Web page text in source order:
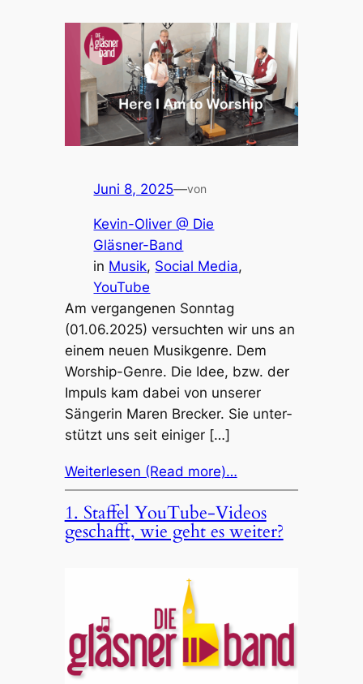
Juni 8, 2025—von
Kevin-Oliver @ Die
Gläsner-Band
in Musik, Social Media
YouTube
Am vergan­ge­nen Sonn­tag
(01.06.2025) versuch­ten wir uns an
einem neuen Musik­gen­re. Dem
Worship-Genre. Die Idee, bzw. der
Impuls kam dabei von unse­rer
Sänge­rin Maren Brecker. Sie unter­
stützt uns seit eini­ger […]
Weiterlesen (Read more)…
1. Staf­fel YouTube-Vide­os
geschafft, wie geht es weiter?